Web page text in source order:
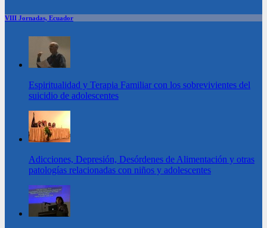
VIII Jornadas, Ecuador
Espiritualidad y Terapia Familiar con los sobrevivientes del
suicidio de adolescentes
Adicciones, Depresión, Desórdenes de Alimentación y otras
patologías relacionadas con niños y adolescentes